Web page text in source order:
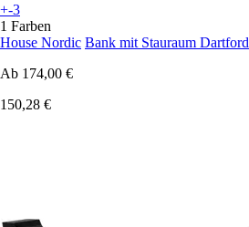
+-3
1 Farben
House Nordic Bank mit Stauraum Dartford
Ab 174,00 €
150,28 €